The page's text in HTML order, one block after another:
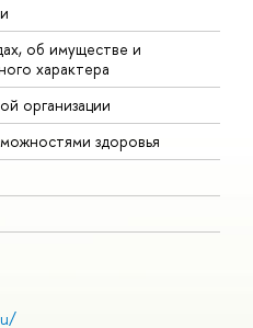
об имуществе и
характера
организации
здоровья